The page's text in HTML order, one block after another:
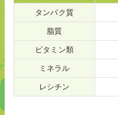
タンパク質
脂質
ビタミン類
ミネラル
レシチン